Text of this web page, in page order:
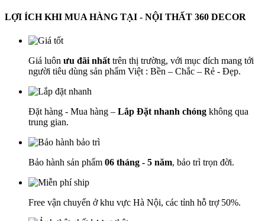
LỢI ÍCH KHI MUA HÀNG TẠI - NỘI THẤT 360 DECOR
Giá luôn ưu đãi nhất trên thị trường, với mục đích mang tới
người tiêu dùng sản phẩm Việt : Bền – Chắc – Rẻ - Đẹp.
Đặt hàng - Mua hàng – Lắp Đặt nhanh chóng không qua
trung gian.
Bảo hành sản phẩm 06 tháng - 5 năm, bảo trì trọn đời.
Free vận chuyển ở khu vực Hà Nội, các tỉnh hỗ trợ 50%.